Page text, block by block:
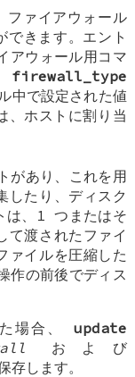
ファイアウォール
できます。エント
アウォール用コマ
firewall_type
中で設定された値
、ホストに割り当
があり、これを用
したり、ディスク
は、1 つまたはそ
て渡されたファイ
ァイルを圧縮した
作の前後でディス
場合、 update
および
します。